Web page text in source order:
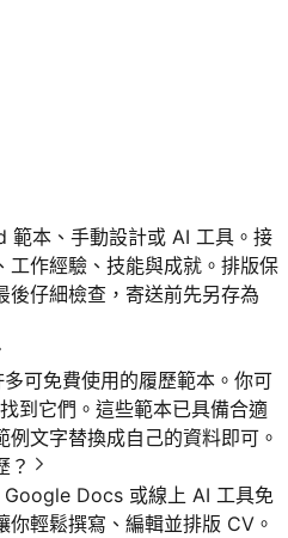
範本、手動設計或 AI 工具。接
工作經驗、技能與成就。排版保
後仔細檢查，寄送前先另存為
可免費使用的履歷範本。你可
到它們。這些範本已具備合適
文字替換成自己的資料即可。
？
Docs 或線上 AI 工具免
輕鬆撰寫、編輯並排版 CV。